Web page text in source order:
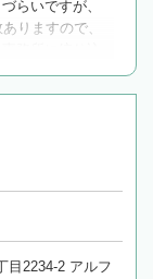
らいですが、
りますので、
務所に絞り込
目2234-2 アルフ